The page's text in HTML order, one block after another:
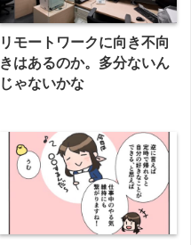
リモートワークに向き不向
きはあるのか。多分ないん
じゃないかな